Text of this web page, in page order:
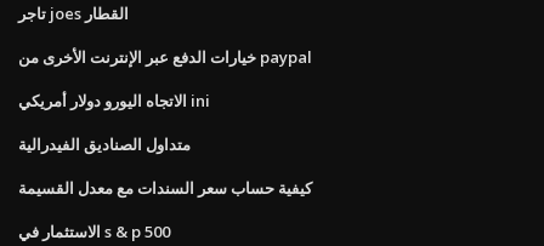
تاجر joes القطار
خيارات الدفع عبر الإنترنت الأخرى من paypal
الاتجاه اليورو دولار أمريكي ini
متداول الصناديق الفيدرالية
كيفية حساب سعر السندات مع معدل القسيمة
الاستثمار في s & p 500